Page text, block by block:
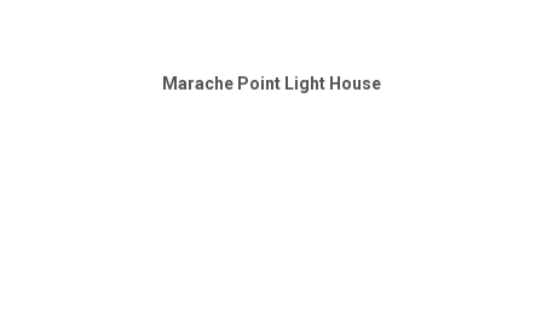
Marache Point Light House